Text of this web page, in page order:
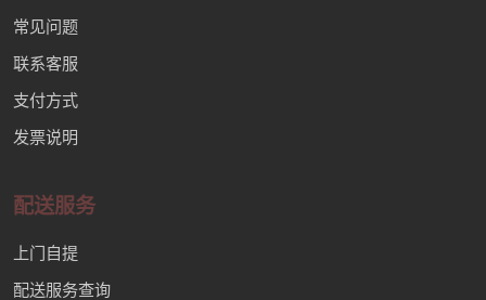
常见问题
联系客服
支付方式
发票说明
配送服务
上门自提
配送服务查询